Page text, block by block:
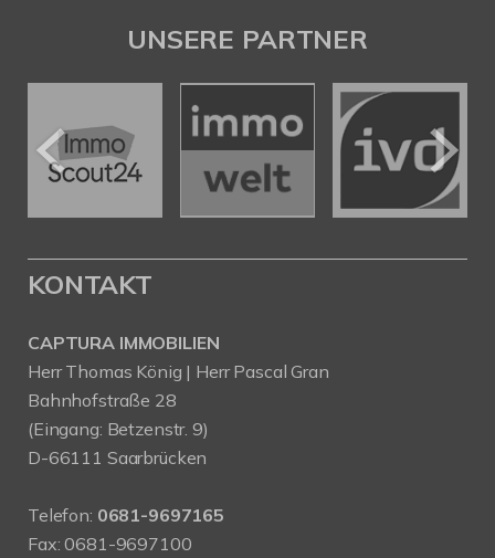
UNSERE PARTNER
KONTAKT
CAPTURA IMMOBILIEN
Herr Thomas König | Herr Pascal Gran
Bahnhofstraße 28
(Eingang: Betzenstr. 9)
D-66111 Saarbrücken
Telefon: 0681-9697165
Fax: 0681-9697100